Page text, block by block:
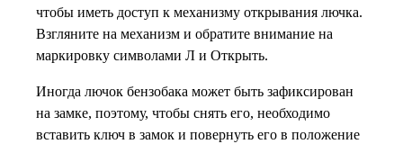
чтобы иметь доступ к механизму открывания лючка.
Взгляните на механизм и обратите внимание на
маркировку символами Л и Открыть.
Иногда лючок бензобака может быть зафиксирован
на замке, поэтому, чтобы снять его, необходимо
вставить ключ в замок и повернуть его в положение